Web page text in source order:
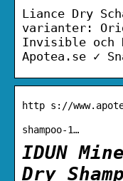
Liance Dry
varianter:
Invisible och
Apotea.se ✓
http s://
shampoo-1…
IDUN
Dry